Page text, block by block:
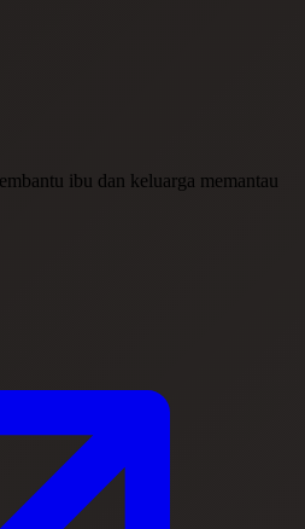
ibu dan keluarga memantau